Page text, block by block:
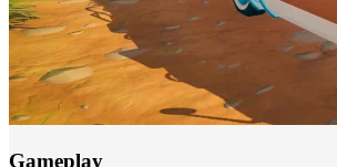
Gameplay